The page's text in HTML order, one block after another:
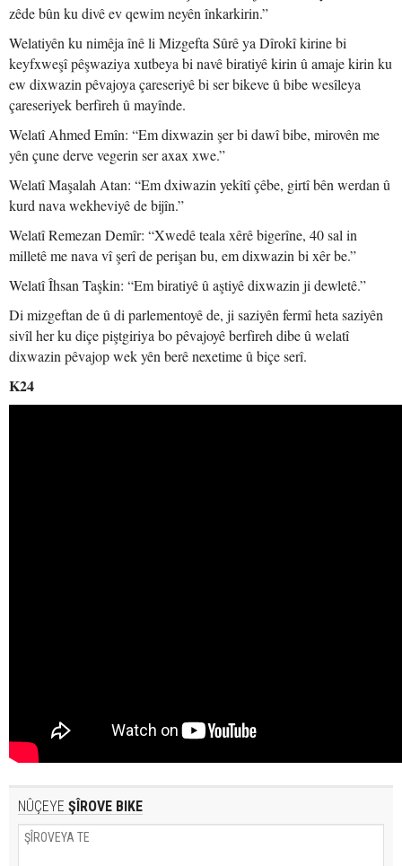
zêde bûn ku divê ev qewim neyên înkarkirin.”
Welatiyên ku nimêja înê li Mizgefta Sûrê ya Dîrokî kirine bi
keyfxweşî pêşwaziya xutbeya bi navê biratiyê kirin û amaje kirin ku
ew dixwazin pêvajoya çareseriyê bi ser bikeve û bibe wesîleya
çareseriyek berfireh û mayînde.
Welatî Ahmed Emîn: “Em dixwazin şer bi dawî bibe, mirovên me
yên çune derve vegerin ser axax xwe.”
Welatî Maşalah Atan: “Em dxiwazin yekîtî çêbe, girtî bên werdan û
kurd nava wekheviyê de bijîn.”
Welatî Remezan Demîr: “Xwedê teala xêrê bigerîne, 40 sal in
milletê me nava vî şerî de perişan bu, em dixwazin bi xêr be.”
Welatî Îhsan Taşkin: “Em biratiyê û aştiyê dixwazin ji dewletê.”
Di mizgeftan de û di parlementoyê de, ji saziyên fermî heta saziyên
sivîl her ku diçe piştgiriya bo pêvajoyê berfireh dibe û welatî
dixwazin pêvajop wek yên berê nexetime û biçe serî.
K24
NÛÇEYE ŞÎROVE BIKE